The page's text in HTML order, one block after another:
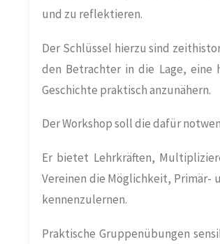
und zu reflektieren.
Der Schlüssel hierzu sind
den Betrachter in die Lage, eine
Geschichte praktisch anzunähern.
Der Workshop soll die dafür
Er bietet Lehrkräften,
Vereinen die Möglichkeit,
kennenzulernen.
Praktische Gruppenübungen